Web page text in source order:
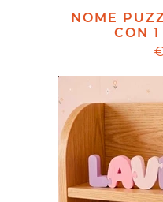
NOME
CON